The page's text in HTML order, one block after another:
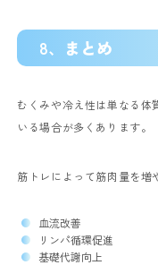
8、 まとめ
むくみや冷え性は単なる体
いる場合が多くあります。
筋トレによって筋肉量を増
血流改善
リンパ循環促進
基礎代謝向上